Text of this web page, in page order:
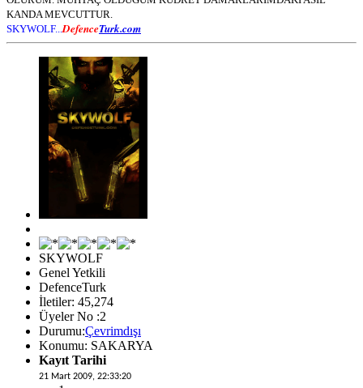
KANDA MEVCUTTUR.
SKYWOLF... DefenceTurk.com
SKYWOLF
Genel Yetkili
DefenceTurk
İletiler: 45,274
Üyeler No :2
Durumu:Çevrimdışı
Konumu: SAKARYA
Kayıt Tarihi
21 Mart 2009, 22:33:20